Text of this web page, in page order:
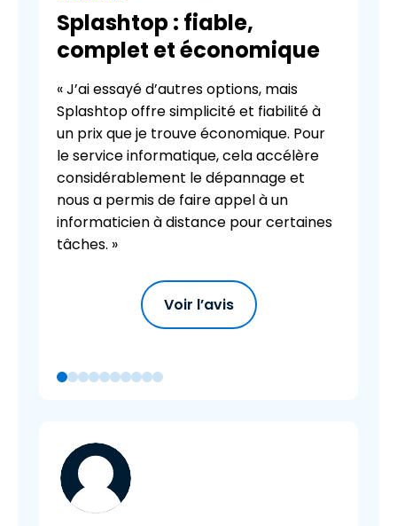
Splashtop : fiable,
complet et économique
« J’ai essayé d’autres options, mais
Splashtop offre simplicité et fiabilité à
un prix que je trouve économique. Pour
le service informatique, cela accélère
considérablement le dépannage et
nous a permis de faire appel à un
informaticien à distance pour certaines
tâches. »
Voir l’avis